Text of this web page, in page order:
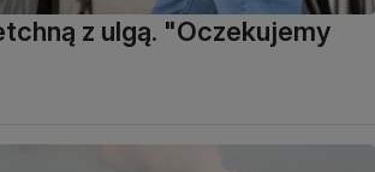
z ulgą. "Oczekujemy